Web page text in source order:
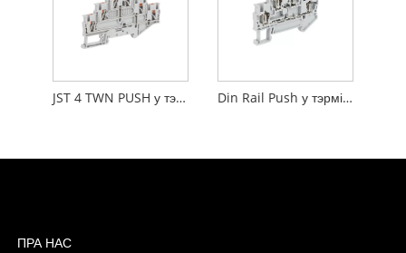
JST 4 TWN PUSH у тэрмінальным блоку 3 узроўню раздыма з провадам камбінаваны вясновы тэрмінал Din Rail Push у тэрмінальных блоках вясновае злучэнне 16Awg
ПРА НАС